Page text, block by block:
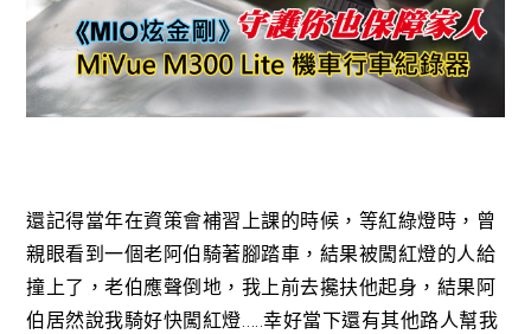
還記得當年在資策會補習上課的時候，等紅綠燈時，曾
親眼看到一個老阿伯騎著腳踏車，結果被闖紅燈的人給
撞上了，老伯應聲倒地，我上前去攙扶他起身，結果阿
伯居然說我騎好快闖紅燈…..幸好當下還有其他路人幫我